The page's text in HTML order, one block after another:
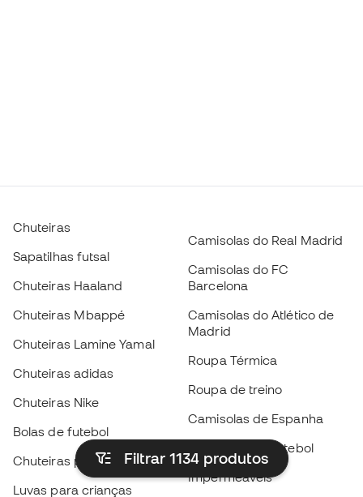
Filtrar 1134 produtos
Chuteiras
Sapatilhas futsal
Chuteiras Haaland
Chuteiras Mbappé
Chuteiras Lamine Yamal
Chuteiras adidas
Chuteiras Nike
Bolas de futebol
Chuteiras para crianças
Luvas para crianças
Camisolas do Real Madrid
Camisolas do FC
Barcelona
Camisolas do Atlético de
Madrid
Roupa Térmica
Roupa de treino
Camisolas de Espanha
Camisolas de futebol
Impermeáveis